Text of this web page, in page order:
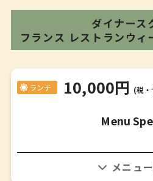
ダイナース
フランス レストランウィ
ランチ 10,000円 (税
Menu
※過去参考メニュー、詳細はお問